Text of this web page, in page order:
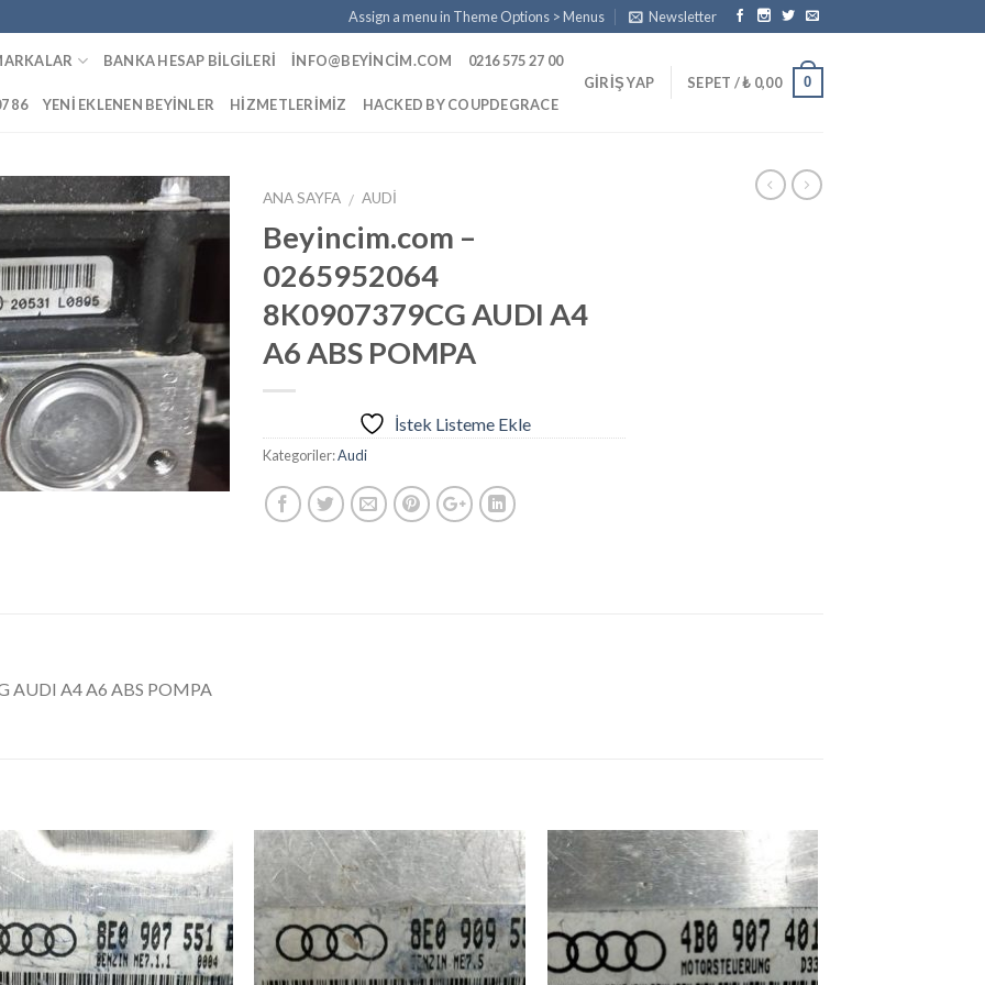
Assign a menu in Theme Options > Menus Newsletter
BANKA HESAP BILGILERI INFO@BEYINCIM.COM 0216 575 27 00
86 YENI EKLENEN BEYINLER HIZMETLERIMIZ HACKED BY COUPDEGRACE
GIRIŞ YAP SEPET /₺ 0,00 0
İstek
Ekle
ANA SAYFA / AUDI
Beyincim.com –
0265952064
8K0907379CG AUDI A4
A6 ABS POMPA
İstek Listeme Ekle
Kategoriler:Audi
AUDI A4 A6 ABS POMPA
İstek
Listeme
Ekle
İstek
Listeme
Ekle
İstek
Listeme
Ekle